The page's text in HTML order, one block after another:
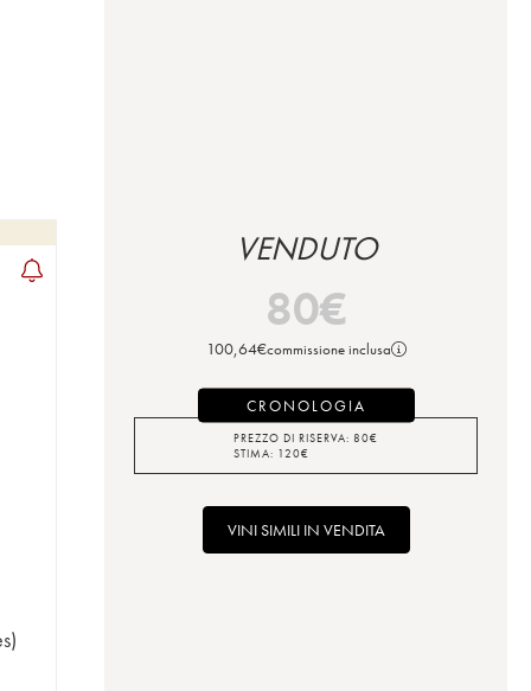
VENDUTO
80€
100,64€commissione inclusa
CRONOLOGIA
PREZZO DI RISERVA: 80€
STIMA: 120€
VINI SIMILI IN VENDITA